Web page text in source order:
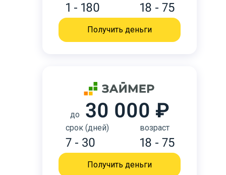
1 - 180 18 - 75
Получить деньги
до 30 000 ₽
срок (дней)
7 - 30
возраст
18 - 75
Получить деньги